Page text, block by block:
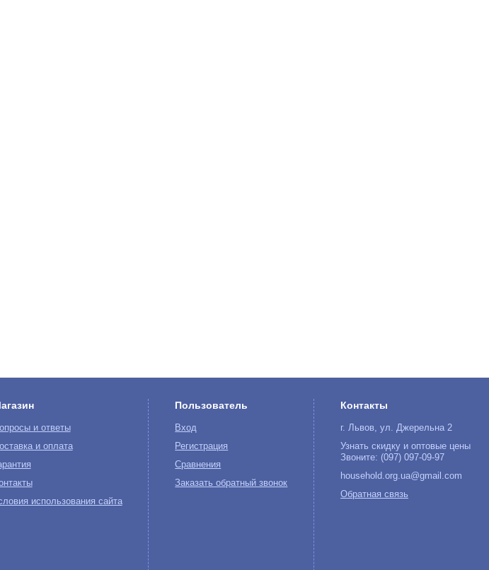
и ответы
и оплата
использования сайта
Пользователь
Вход
Регистрация
Сравнения
Заказать обратный звонок
Контакты
г. Львов, ул. Джерельна 2
Узнать скидку и оптовые цены
Звоните: (097) 097-09-97
household.org.ua@gmail.com
Обратная связь